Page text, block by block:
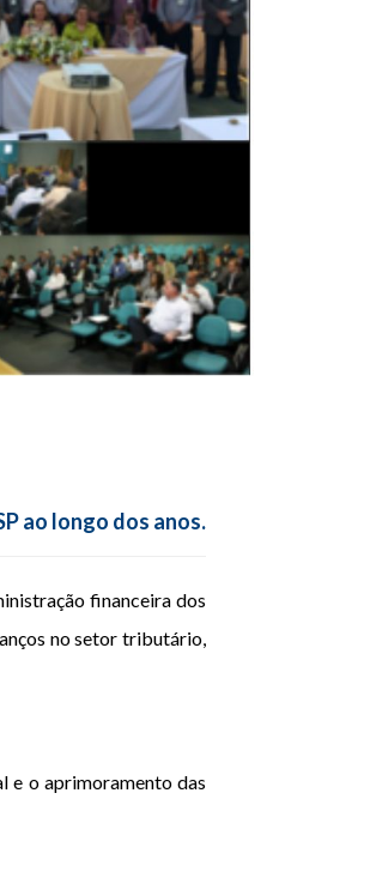
ao longo dos anos.
financeira dos
no setor tributário,
e o aprimoramento das